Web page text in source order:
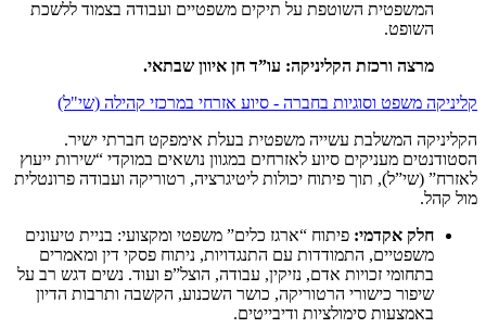
המשפטית השוטפת על תיקים משפטיים ועבודה בצמוד ללשכת
השופט.
מרצה ורכזת הקליניקה: עו”ד חן איוון שבתאי.
קליניקה משפט וסוגיות בחברה - סיוע אזרחי במרכזי קהילה (שי"ל)
הקליניקה המשלבת עשייה משפטית בעלת אימפקט חברתי ישיר.
הסטודנטים מעניקים סיוע לאזרחים במגוון נושאים במוקדי “שירות ייעוץ
לאזרח” (שי”ל), תוך פיתוח יכולות ליטיגרציה, רטוריקה ועבודה פרונטלית
מול קהל.
חלק אקדמי: פיתוח “ארגז כלים” משפטי ומקצועי: בניית טיעונים
משפטיים, התמודדות עם התנגדויות, ניתוח פסקי דין ומאמרים
בתחומי זכויות אדם, נזיקין, עבודה, הוצל”פ ועוד. נשים דגש רב על
שיפור כישורי הרטוריקה, כושר השכנוע, הקשבה ותרבות הדיון
באמצעות סימולציות ודיבייטים.